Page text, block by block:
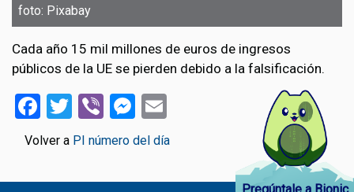
foto: Pixabay
Cada año 15 mil millones de euros de ingresos
públicos de la UE se pierden debido a la falsificación.
Facebook
Twitter
ViberMessenger
Volver a PI número del día